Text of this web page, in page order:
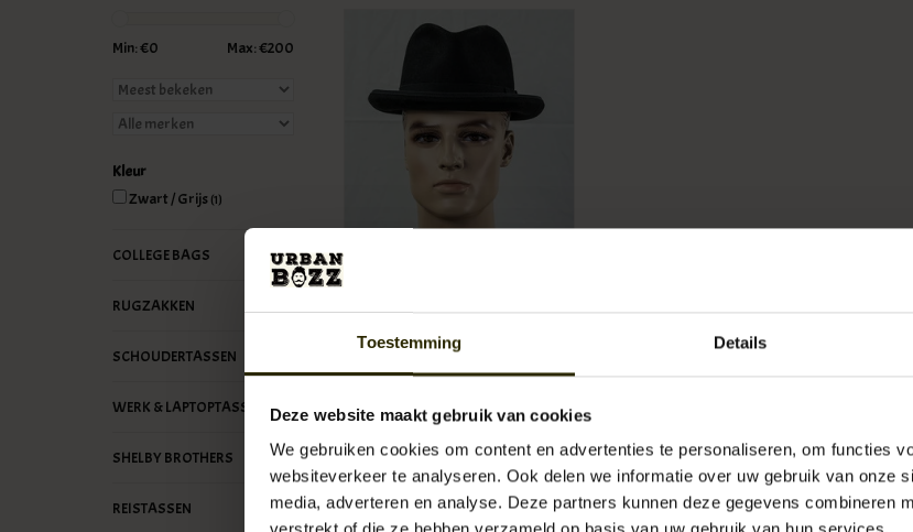
Toestemming Details
Deze website maakt gebruik van cookies
We gebruiken cookies om content en advertenties te personaliseren, om functies
websiteverkeer te analyseren. Ook delen we informatie over uw gebruik van onze
media, adverteren en analyse. Deze partners kunnen deze gegevens combineren
Min: €0 Max: €200
Kleur
Zwart / Grijs(1)
COLLEGE BAGS
RUGZAKKEN
SCHOUDERTASSEN
WERK & LAPTOPTASSEN
SHELBY BROTHERS
REISTASSEN